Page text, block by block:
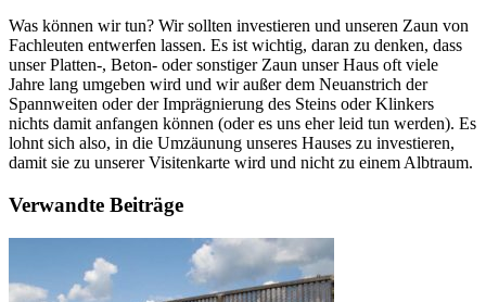
Was können wir tun? Wir sollten investieren und unseren Zaun von
Fachleuten entwerfen lassen. Es ist wichtig, daran zu denken, dass
unser Platten-, Beton- oder sonstiger Zaun unser Haus oft viele
Jahre lang umgeben wird und wir außer dem Neuanstrich der
Spannweiten oder der Imprägnierung des Steins oder Klinkers
nichts damit anfangen können (oder es uns eher leid tun werden). Es
lohnt sich also, in die Umzäunung unseres Hauses zu investieren,
damit sie zu unserer Visitenkarte wird und nicht zu einem Albtraum.
Verwandte Beiträge